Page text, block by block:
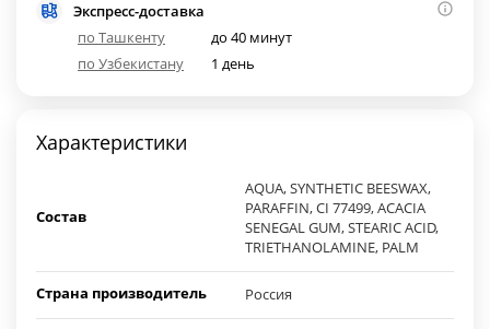
Экспресс-доставка
по Ташкенту
до 40 минут
по Узбекистану
1 день
Характеристики
Состав
AQUA, SYNTHETIC BEESWAX,
PARAFFIN, CI 77499, ACACIA
SENEGAL GUM, STEARIC ACID,
TRIETHANOLAMINE, PALM
Страна производитель Россия